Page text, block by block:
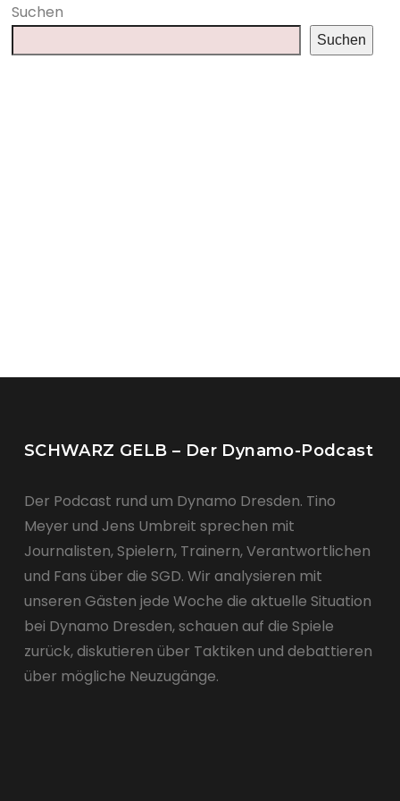
Suchen
Suchen
SCHWARZ GELB – Der Dynamo-Podcast
Der Podcast rund um Dynamo Dresden. Tino
Meyer und Jens Umbreit sprechen mit
Journalisten, Spielern, Trainern, Verantwortlichen
und Fans über die SGD. Wir analysieren mit
unseren Gästen jede Woche die aktuelle Situation
bei Dynamo Dresden, schauen auf die Spiele
zurück, diskutieren über Taktiken und debattieren
über mögliche Neuzugänge.